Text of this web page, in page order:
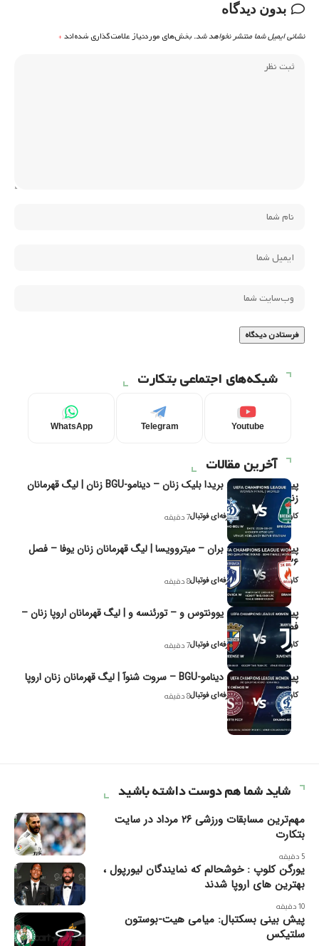
بدون دیدگاه
نشانی ایمیل شما منتشر نخواهد شد. بخش‌های موردنیاز علامت‌گذاری شده‌اند*
شبکه‌های اجتماعی بتکارت
Youtube
Telegram
WhatsApp
آخرین مقالات
پیش‌بینی و تحلیل بریدا بلیک زنان – دینامو-BGU زنان | لیگ قهرمانان
زنان یوفا
کاوه نیک‌فر، تحلیل‌گر حرفه‌ای فوتبال7 دقیقه
پیش‌بینی و تحلیل بران – میتروویسا | لیگ قهرمانان زنان یوفا – فصل
۲۰۲۶
کاوه نیک‌فر، تحلیل‌گر حرفه‌ای فوتبال8 دقیقه
پیش‌بینی و تحلیل یوونتوس و – تورئنسه و | لیگ قهرمانان اروپا زنان –
فصل ۲۰۲۶
کاوه نیک‌فر، تحلیل‌گر حرفه‌ای فوتبال7 دقیقه
پیش‌بینی و تحلیل دینامو-BGU – سروت شنوآ | لیگ قهرمانان زنان اروپا
کاوه نیک‌فر، تحلیل‌گر حرفه‌ای فوتبال8 دقیقه
شاید شما هم دوست داشته باشید
مهم‌ترین مسابقات ورزشی ۲۶ مرداد در سایت
بتکارت
5 دقیقه
یورگن کلوپ : خوشحالم که نمایندگان لیورپول ،
بهترین های اروپا شدند
10 دقیقه
پیش بینی بسکتبال: میامی هیت-بوستون
سلتیکس